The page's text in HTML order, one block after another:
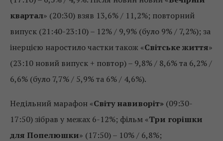
квартал» (20:30) взяв 13,6% / 11,2%; повторний
випуск (21:40-23:10) – 12% / 9,9% (було 9% / 7,2%); за
інерцією наростило частки також «Світське життя»
(23:10 новий випуск + повтор) – 9,8% / 8,6% та 6,2% /
6,6% (було 7,7% / 5,9% та 6% / 4,6%).
Недільний марафон «Світу навиворіт» (09:30-
17:50) зібрав у межах 6-12%; фільм «Три горішки
для Попелюшки» (17:50) – 10% / 6,8%;